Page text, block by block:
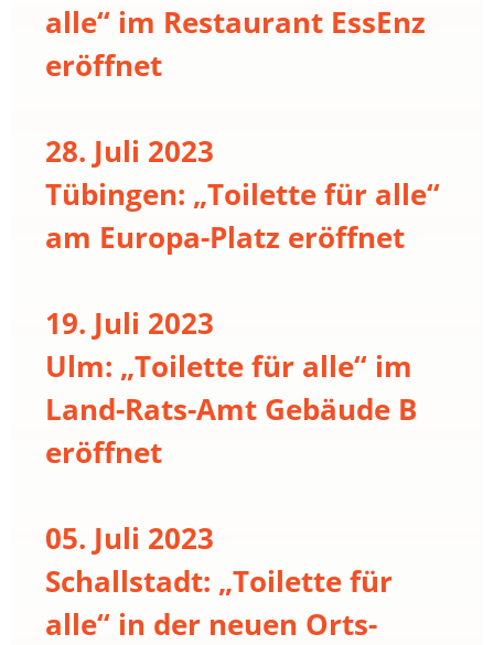
alle“ im Restaurant EssEnz
eröffnet
28. Juli 2023
Tübingen: „Toilette für alle“
am Europa-Platz eröffnet
19. Juli 2023
Ulm: „Toilette für alle“ im
Land-Rats-Amt Gebäude B
eröffnet
05. Juli 2023
Schallstadt: „Toilette für
alle“ in der neuen Orts-